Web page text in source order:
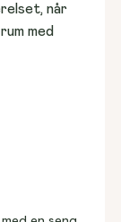
når
med